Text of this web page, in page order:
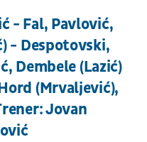
- Fal, Pavlović,
- Despotovski,
Dembele (Lazić)
(Mrvaljević),
Jovan